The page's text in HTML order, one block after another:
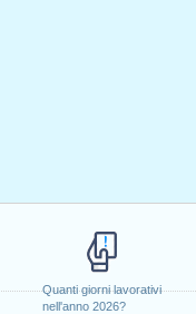
Quanti giorni lavorativi
nell'anno 2026?